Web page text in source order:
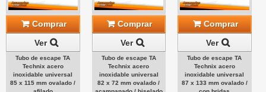
Comprar
Ver
Tubo de escape TA
Technix acero
inoxidable universal
85 x 115 mm ovalado /
Comprar
Ver
Tubo de escape TA
Technix acero
inoxidable universal
82 x 72 mm ovalado /
Comprar
Ver
Tubo de escape TA
Technix acero
inoxidable universal
87 x 133 mm ovalado /